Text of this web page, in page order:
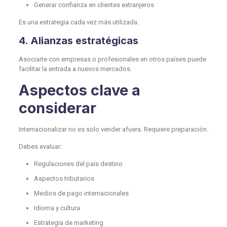
Generar confianza en clientes extranjeros
Es una estrategia cada vez más utilizada.
4. Alianzas estratégicas
Asociarte con empresas o profesionales en otros países puede
facilitar la entrada a nuevos mercados.
Aspectos clave a
considerar
Internacionalizar no es solo vender afuera. Requiere preparación.
Debes evaluar:
Regulaciones del país destino
Aspectos tributarios
Medios de pago internacionales
Idioma y cultura
Estrategia de marketing